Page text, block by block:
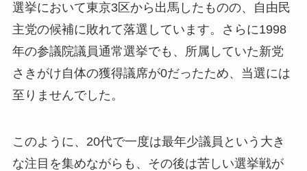
選挙において東京3区から出馬したものの、自由民
主党の候補に敗れて落選しています。さらに1998
年の参議院議員通常選挙でも、所属していた新党
さきがけ自体の獲得議席が0だったため、当選には
至りませんでした。
このように、20代で一度は最年少議員という大き
な注目を集めながらも、その後は苦しい選挙戦が